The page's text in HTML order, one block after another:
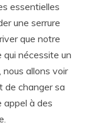
essentielles
une serrure
que notre
qui nécessite un
nous allons voir
de changer sa
appel à des